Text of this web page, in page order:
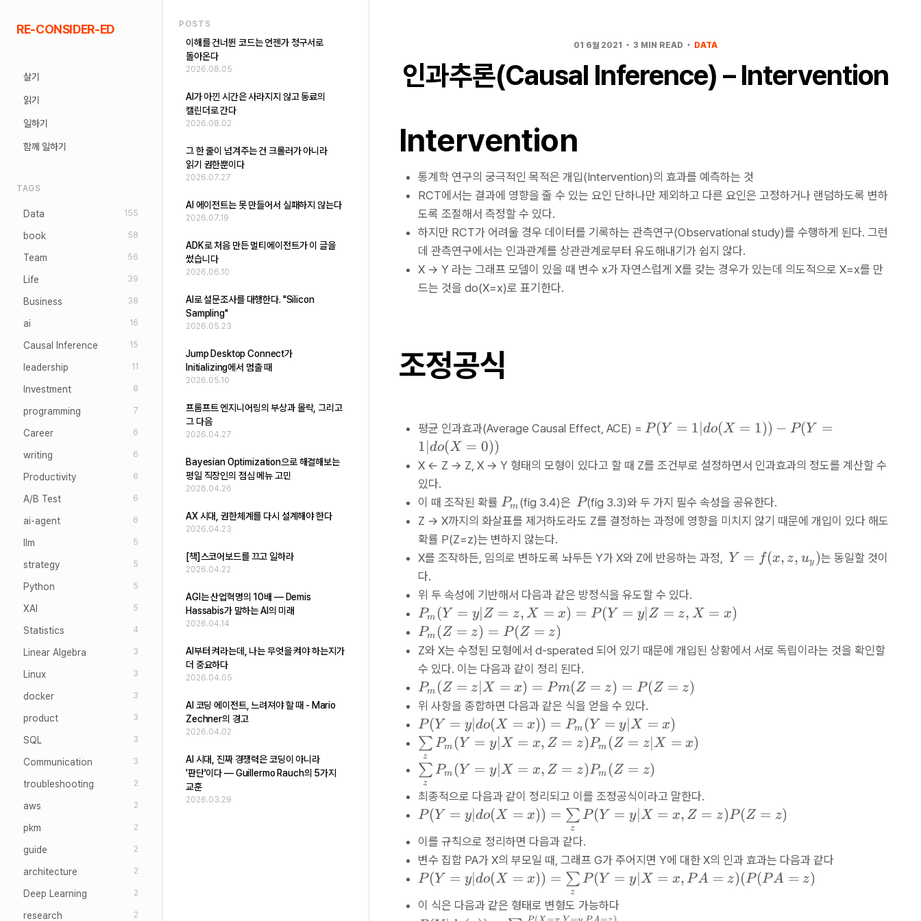
to
RE-CONSIDER-ED
살기
읽기
일하기
함께 일하기
TAGS
Data 155
book 58
Team 56
Life 39
Business 38
ai 16
Causal Inference 15
leadership 11
Investment 8
programming 7
Career 6
writing 6
Productivity 6
A/B Test 6
ai-agent 6
llm 5
strategy 5
Python 5
XAI 5
Statistics 4
Linear Algebra 3
Linux 3
docker 3
product 3
SQL 3
Communication 3
troubleshooting 2
aws 2
pkm 2
guide 2
architecture 2
Deep Learning 2
research 2
POSTS
이해를 건너뛴 코드는 언젠가 청구서로
돌아온다
2026.08.05
AI가 아낀 시간은 사라지지 않고 동료의
캘린더로 간다
2026.08.02
그 한 줄이 넘겨주는 건 크롤러가 아니라
읽기 권한뿐이다
2026.07.27
AI 에이전트는 못 만들어서 실패하지 않는다
2026.07.19
ADK로 처음 만든 멀티에이전트가 이 글을
썼습니다
2026.06.10
AI로 설문조사를 대행한다. "Silicon
Sampling"
2026.05.23
Jump Desktop Connect가
Initializing에서 멈출 때
2026.05.10
프롬프트 엔지니어링의 부상과 몰락, 그리고
그 다음
2026.04.27
Bayesian Optimization으로 해결해보는
평일 직장인의 점심 메뉴 고민
2026.04.26
AX 시대, 권한체계를 다시 설계해야 한다
2026.04.23
[책]스코어보드를 끄고 일하라
2026.04.22
AGI는 산업혁명의 10배 — Demis
Hassabis가 말하는 AI의 미래
2026.04.14
AI부터 켜라는데, 나는 무엇을 켜야 하는지가
더 중요하다
2026.04.05
AI 코딩 에이전트, 느려져야 할 때 - Mario
Zechner의 경고
2026.04.02
AI 시대, 진짜 경쟁력은 코딩이 아니라
'판단'이다 — Guillermo Rauch의 5가지
교훈
2026.03.29
01 6월 2021 3 MIN READ DATA
인과추론(Causal Inference) – Intervention
Intervention
통계학 연구의 궁극적인 목적은 개입(Intervention)의 효과를 예측하는 것
RCT에서는 결과에 영향을 줄 수 있는 요인 단하나만 제외하고 다른 요인은 고정하거나 랜덤하도록 변하
도록 조절해서 측정할 수 있다.
하지만 RCT가 어려울 경우 데이터를 기록하는 관측연구(Observational study)를 수행하게 된다. 그런
데 관측연구에서는 인과관계를 상관관계로부터 유도해내기가 쉽지 않다.
X → Y 라는 그래프 모델이 있을 때 변수 x가 자연스럽게 X를 갖는 경우가 있는데 의도적으로 X=x를 만
드는 것을 do(X=x)로 표기한다.
조정공식
평균 인과효과(Average Causal Effect, ACE) = P
Y
=
|
d
(
=
1
))
P
Y
=
1
|
d
o
(
X
=
))
P(Y = 1∣do(X = 1)) − P(Y
=
1∣do(X = 0))
X ← Z → Z, X → Y 형태의 모형이 있다고 할 때 Z를 조건부로 설정하면서 인과효과의 정도를 계산할 수
있다.
이 때 조작된 확률 P
_
m
Pm (fig 3.4)은 P
P(fig 3.3)와 두 가지 필수 속성을 공유한다.
Z → X까지의 화살표를 제거하도라도 Z를 결정하는 과정에 영향을 미치지 않기 때문에 개입이 있다 해도
확률 P(Z=z)는 변하지 않는다.
X를 조작하든, 임의로 변하도록 놔두든 Y가 X와 Z에 반응하는 과정, Y
x
,z
u
Y = f(x, z, uy )는 동일할 것이
다.
위 두 속성에 기반해서 다음과 같은 방정식을 유도할 수 있다.
P
_
m
(
Y
=
y|
Z
=
z,
X
=
x
=
P
(
=
Pm (Y = y∣ Z = z, X = x) = P(Y = y∣ Z = z, X = x)
P
_
m
(
Z
=
z)
=
P
(
Z
=
Pm (Z = z) = P(Z = z)
Z와 X는 수정된 모형에서 d-sperated 되어 있기 때문에 개입된 상황에서 서로 독립이라는 것을 확인할
수 있다. 이는 다음과 같이 정리 된다.
P
_
m
(
Z
=
z|
X
=
x
=
P
m
(
Pm (Z = z∣X = x) = Pm(Z = z) = P(Z = z)
위 사항을 종합하면 다음과 같은 식을 얻을 수 있다.
P
(
Y
=
y|
d
o
(
X
=
x
))
P(Y = y∣do(X = x)) = Pm (Y = y∣X = x)
\
s
u
m
\l
i
m
it
s
z
z
∑ Pm (Y = y∣X = x, Z = z)Pm (Z = z∣X = x)
\
s
u
m
\l
m
it
s
_
z
∑ Pm (Y = y∣X = x, Z = z)Pm (Z = z)
최종적으로 다음과 같이 정리되고 이를 조정공식이라고 말한다.
P
Y
=
y|
d
o
P(Y = y∣do(X = x)) =
z
∑ P(Y = y∣X = x, Z = z)P(Z = z)
이를 규칙으로 정리하면 다음과 같다.
변수 집합 PA가 X의 부모일 때, 그래프 G가 주어지면 Y에 대한 X의 인과 효과는 다음과 같다
P
Y
P(Y = y∣do(X = x)) =
z
∑ P(Y = y∣X = x, PA = z)(P (PA = z)
이 식은 다음과 같은 형태로 변형도 가능하다